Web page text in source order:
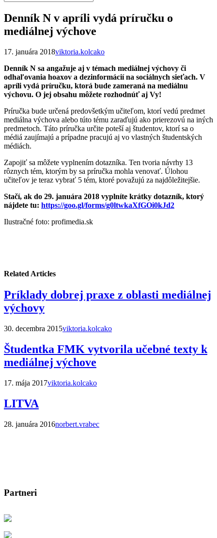
Denník N v apríli vydá príručku o
mediálnej výchove
17. januára 2018viktoria.kolcako
Denník N sa angažuje aj v témach mediálnej výchovy či
odhaľovania hoaxov a dezinformácií na sociálnych sieťach. V
apríli vydá príručku, ktorá bude zameraná na mediálnu
výchovu. O jej obsahu môžete rozhodnúť aj Vy!
Príručka bude určená predovšetkým učiteľom, ktorí vedú predmet
mediálna výchova alebo túto tému zaraďujú ako prierezovú na iných
predmetoch. Táto príručka určite poteší aj študentov, ktorí sa o
médiá zaujímajú a prípadne pracujú aj vo vlastných študentských
médiách.
Zapojiť sa môžete vyplnením dotazníka. Ten tvoria návrhy 13
rôznych tém, ktorým by sa príručka mohla venovať. Úlohou
učiteľov je teraz vybrať 5 tém, ktoré považujú za najdôležitejšie.
Stačí, ak do 29. januára 2018 vyplníte krátky dotazník, ktorý
nájdete tu: https://goo.gl/forms/g0ltwkaXfGOi0kJd2
Ilustračné foto: profimedia.sk
Related Articles
Príklady dobrej praxe z oblasti mediálnej
výchovy
30. decembra 2015viktoria.kolcako
Študentka FMK vytvorila učebné texty k
mediálnej výchove
17. mája 2017viktoria.kolcako
LITVA
28. januára 2016norbert.vrabec
Partneri